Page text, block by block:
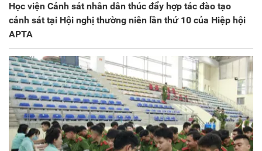
Học viện Cảnh sát nhân dân thúc đẩy hợp tác đào tạo
cảnh sát tại Hội nghị thường niên lần thứ 10 của Hiệp hội
APTA